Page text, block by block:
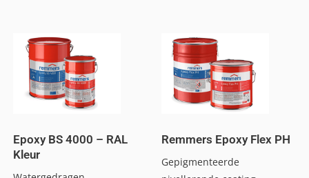
Epoxy BS 4000 – RAL
Kleur
Remmers Epoxy Flex PH
Gepigmenteerde